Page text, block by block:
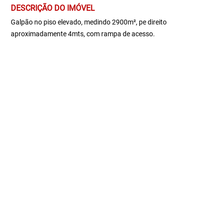
DESCRIÇÃO DO IMÓVEL
Galpão no piso elevado, medindo 2900m², pe direito
aproximadamente 4mts, com rampa de acesso.